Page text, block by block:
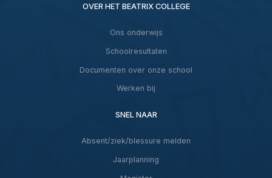
OVER HET BEATRIX COLLEGE
Ons onderwijs
Schoolresultaten
Documenten over onze school
Werken bij
SNEL NAAR
Absent/ziek/blessure melden
Jaarplanning